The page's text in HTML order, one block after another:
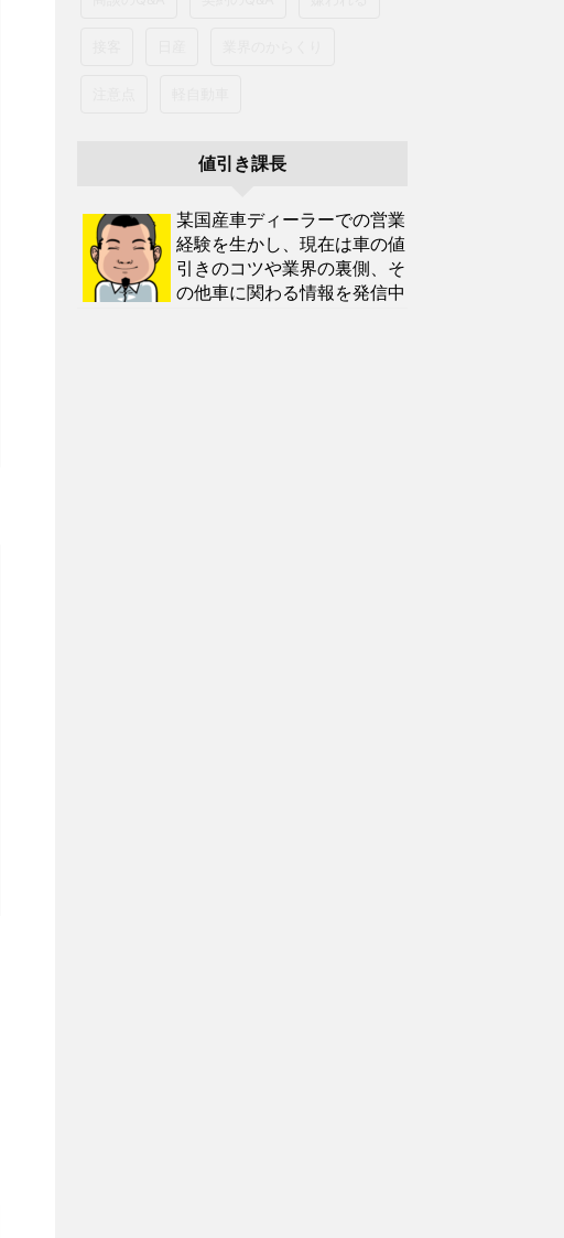
値引き課長
某国産車ディーラーでの営業
経験を生かし、現在は車の値
引きのコツや業界の裏側、そ
の他車に関わる情報を発信中